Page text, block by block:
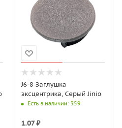
J6-8 Заглушка
эксцентрика, Серый Jinio
Есть в наличии: 359
1.07₽